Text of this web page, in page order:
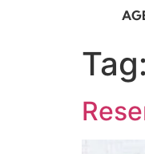
Tag: